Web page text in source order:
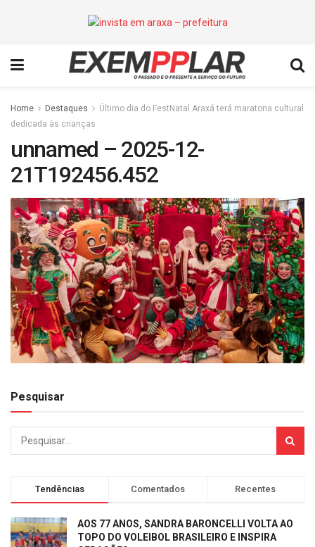
Home Destaques
Último dia do FestNatal Araxá terá maratona cultural
dedicada às crianças
unnamed – 2025-12-
21T192456.452
Pesquisar
Tendências Comentados Recentes
AOS 77 ANOS, SANDRA BARONCELLI VOLTA AO
TOPO DO VOLEIBOL BRASILEIRO E INSPIRA